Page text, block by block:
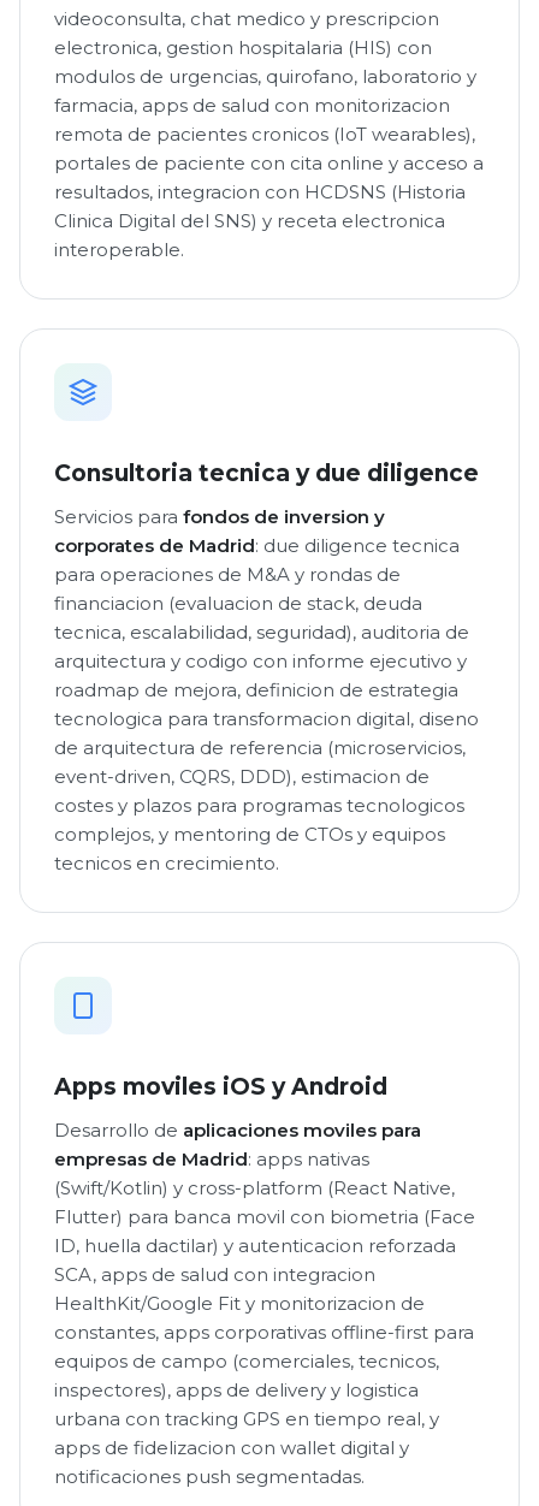
videoconsulta, chat medico y prescripcion
electronica, gestion hospitalaria (HIS) con
modulos de urgencias, quirofano, laboratorio y
farmacia, apps de salud con monitorizacion
remota de pacientes cronicos (IoT wearables),
portales de paciente con cita online y acceso a
resultados, integracion con HCDSNS (Historia
Clinica Digital del SNS) y receta electronica
interoperable.
Consultoria tecnica y due diligence
Servicios para fondos de inversion y
corporates de Madrid: due diligence tecnica
para operaciones de M&A y rondas de
financiacion (evaluacion de stack, deuda
tecnica, escalabilidad, seguridad), auditoria de
arquitectura y codigo con informe ejecutivo y
roadmap de mejora, definicion de estrategia
tecnologica para transformacion digital, diseno
de arquitectura de referencia (microservicios,
event-driven, CQRS, DDD), estimacion de
costes y plazos para programas tecnologicos
complejos, y mentoring de CTOs y equipos
tecnicos en crecimiento.
Apps moviles iOS y Android
Desarrollo de aplicaciones moviles para
empresas de Madrid: apps nativas
(Swift/Kotlin) y cross-platform (React Native,
Flutter) para banca movil con biometria (Face
ID, huella dactilar) y autenticacion reforzada
SCA, apps de salud con integracion
HealthKit/Google Fit y monitorizacion de
constantes, apps corporativas offline-first para
equipos de campo (comerciales, tecnicos,
inspectores), apps de delivery y logistica
urbana con tracking GPS en tiempo real, y
apps de fidelizacion con wallet digital y
notificaciones push segmentadas.